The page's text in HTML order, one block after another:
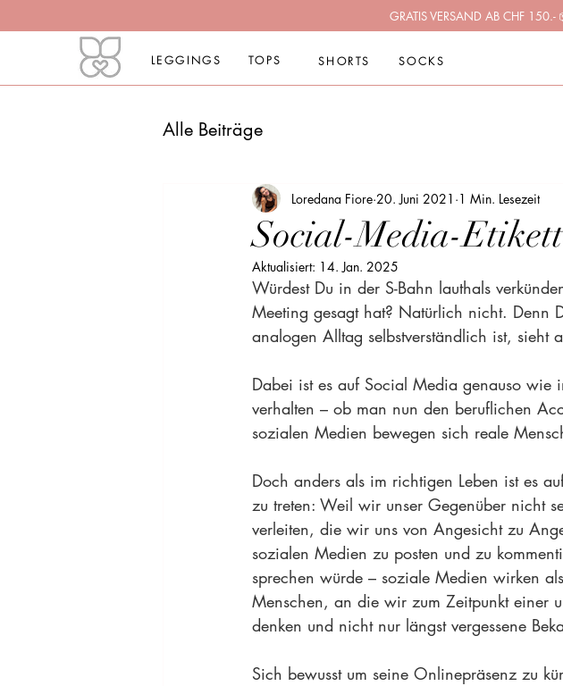
GRATIS VERSAND AB CHF 150.-
LEGGINGS TOPS SHORTS SOCKS
Alle Beiträge
Social-Media-
Loredana Fiore 20. Juni 2021 1 Min. Lesezeit
Aktualisiert: 14. Jan. 2025
Würdest Du in der S-Bahn lauthals
Meeting gesagt hat? Natürlich nicht. Denn
analogen Alltag selbstverständlich ist,
Dabei ist es auf Social Media genauso wie
verhalten – ob man nun den beruflichen
sozialen Medien bewegen sich reale
Doch anders als im richtigen Leben ist es
zu treten: Weil wir unser Gegenüber nicht
verleiten, die wir uns von Angesicht zu
sozialen Medien zu posten und zu
sprechen würde – soziale Medien wirken
Menschen, an die wir zum Zeitpunkt einer
denken und nicht nur längst vergessene
Sich bewusst um seine Onlinepräsenz zu